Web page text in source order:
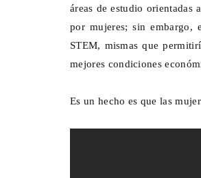
áreas de estudio orientadas
por mujeres; sin embargo,
STEM, mismas que
mejores condiciones
Es un hecho es que las